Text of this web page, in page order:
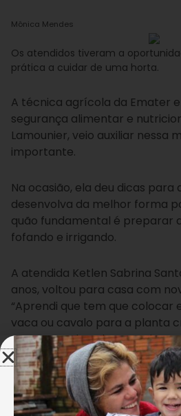
Mônica Mendes
Os atendidos tiveram a
prática a cuidar de uma horta.
A técnica agrícola da Emater
segurança alimentar e
Lamounier, veio auxiliar nessa
importante.
Na ocasião, ela deu dicas para
desenvolva da melhor forma
quão fundamental é preparar
fofando e irrigando.
A atendida Ketlen Sabrina
anos, voltou para casa com
“Aprendi que tem que colocar
vaca ou cavalo para a planta
que não pode colocar muitas
enche demais e não brota
isso para minha mãe e minha
têm uma horta”.